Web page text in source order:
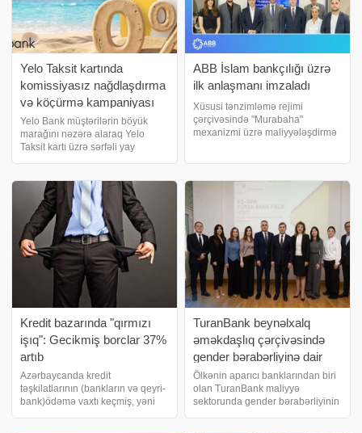
Yelo Taksit kartında
komissiyasız nağdlaşdırma
və köçürmə kampaniyası
uzadıldı
Yelo Bank müştərilərin böyük
marağını nəzərə alaraq Yelo
Taksit kartı üzrə sərfəli yay
genişləndirdi!. 14 avqust
tarixinədək Yelo Taksit kartının
kredit xəttindən istifad
ABB İslam bankçılığı üzrə
ilk anlaşmanı imzaladı
Xüsusi tənzimləmə rejimi
çərçivəsində "Murabaha"
mexanizmi üzrə maliyyələşdirmə
imzalayıb. Bankın "Murabaha"
Kredit bazarında "qırmızı
işıq": Gecikmiş borclar 37%
artıb
Azərbaycanda kredit
təşkilatlarının (bankların və qeyri-
bank)ödəmə vaxtı keçmiş, yəni
TuranBank beynəlxalq
əməkdaşlıq çərçivəsində
gender bərabərliyinə dair
strateji layihəni
yekunlaşdırdı
Ölkənin aparıcı banklarından biri
olan TuranBank maliyyə
sektorunda gender bərabərliyinin